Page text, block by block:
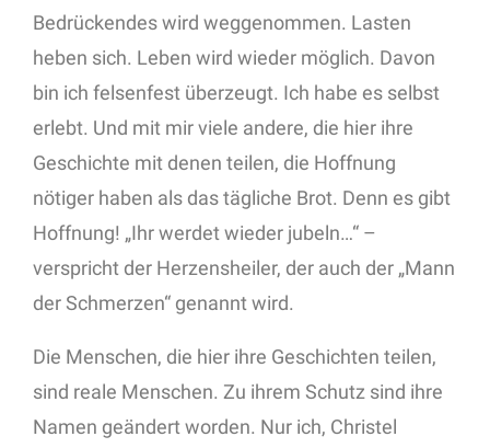
Bedrückendes wird weggenommen. Lasten
heben sich. Leben wird wieder möglich. Davon
bin ich felsenfest überzeugt. Ich habe es selbst
erlebt. Und mit mir viele andere, die hier ihre
Geschichte mit denen teilen, die Hoffnung
nötiger haben als das tägliche Brot. Denn es gibt
Hoffnung! „Ihr werdet wieder jubeln…“ –
verspricht der Herzensheiler, der auch der „Mann
der Schmerzen“ genannt wird.
Die Menschen, die hier ihre Geschichten teilen,
sind reale Menschen. Zu ihrem Schutz sind ihre
Namen geändert worden. Nur ich, Christel